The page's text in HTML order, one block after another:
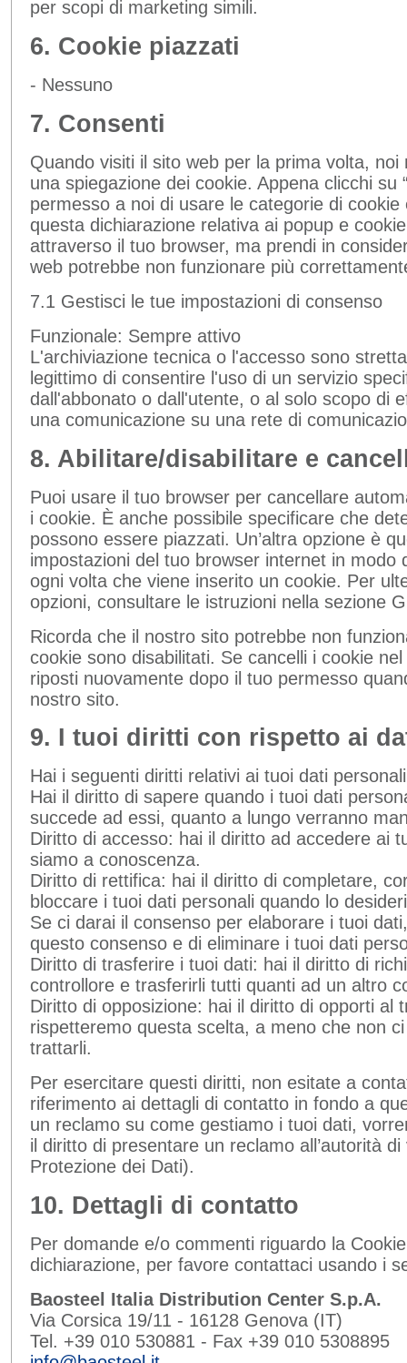
per scopi di marketing simili.
6. Cookie piazzati
- Nessuno
7. Consenti
Quando visiti il sito web per la prima volta,
una spiegazione dei cookie. Appena clicchi su
permesso a noi di usare le categorie di
questa dichiarazione relativa ai popup e
attraverso il tuo browser, ma prendi in
web potrebbe non funzionare più
7.1 Gestisci le tue impostazioni di consenso
Funzionale: Sempre attivo
L'archiviazione tecnica o l'accesso sono
legittimo di consentire l'uso di un servizio
dall'abbonato o dall'utente, o al solo scopo di
una comunicazione su una rete di
8. Abilitare/disabilitare e
Puoi usare il tuo browser per cancellare
i cookie. È anche possibile specificare che
possono essere piazzati. Un’altra opzione è
impostazioni del tuo browser internet in modo
ogni volta che viene inserito un cookie. Per
opzioni, consultare le istruzioni nella sezione
Ricorda che il nostro sito potrebbe non
cookie sono disabilitati. Se cancelli i cookie
riposti nuovamente dopo il tuo permesso
nostro sito.
9. I tuoi diritti con rispetto ai
Hai i seguenti diritti relativi ai tuoi dati
Hai il diritto di sapere quando i tuoi dati
succede ad essi, quanto a lungo verranno
Diritto di accesso: hai il diritto ad accedere ai
siamo a conoscenza.
Diritto di rettifica: hai il diritto di completare,
bloccare i tuoi dati personali quando lo
Se ci darai il consenso per elaborare i tuoi
questo consenso e di eliminare i tuoi dati
Diritto di trasferire i tuoi dati: hai il diritto di
controllore e trasferirli tutti quanti ad un altro
Diritto di opposizione: hai il diritto di opporti al
rispetteremo questa scelta, a meno che non
trattarli.
Per esercitare questi diritti, non esitate a
riferimento ai dettagli di contatto in fondo a
un reclamo su come gestiamo i tuoi dati,
il diritto di presentare un reclamo all’autorità
Protezione dei Dati).
10. Dettagli di contatto
Per domande e/o commenti riguardo la
dichiarazione, per favore contattaci usando i
Baosteel Italia Distribution Center S.p.A.
Via Corsica 19/11 - 16128 Genova (IT)
Tel. +39 010 530881 - Fax +39 010 5308895